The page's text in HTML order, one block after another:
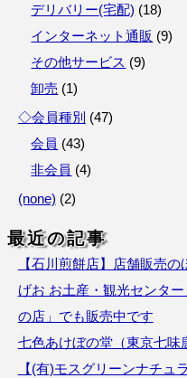
デリバリー(宅配) (18)
インターネット通販 (9)
その他サービス (9)
卸売 (1)
◇会員種別 (47)
会員 (43)
非会員 (4)
(none) (2)
最近の記事
【石川煎餅店】店舗販売
げお お土産・観光センタ
の店」でも販売中です
七色あけぼの堂（東京七味
【(有)モスグリーンナチュ